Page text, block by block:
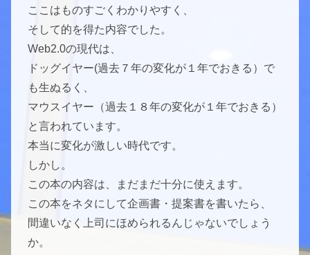
ここはものすごくわかりやすく、
そして的を得た内容でした。
Web2.0の現代は、
ドッグイヤー(過去７年の変化が１年でおきる）で
も生ぬるく、
マウスイヤー（過去１８年の変化が１年でおきる）
と言われています。
本当に変化が激しい時代です。
しかし。
この本の内容は、まだまだ十分に使えます。
この本をネタにして企画書・提案書を書いたら、
間違いなく上司にほめられるんじゃないでしょう
か。